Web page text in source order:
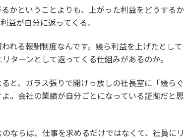
かということよりも、上がった利益をどうするか
益が自分に返ってくる。
れる報酬制度なんです。幾ら利益を上げたとして
ターンとして返ってくる仕組みがあるのか。
と、ガラス張りで開けっ放しの社長室に「幾らぐ
。会社の業績が自分ごとになっている証拠だと思
ならば、仕事を求めるだけではなくて、社員にリ